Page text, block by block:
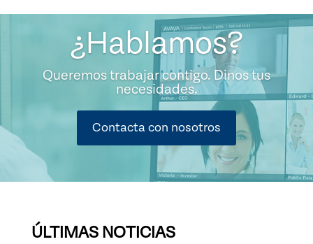
¿Hablamos?
Queremos trabajar contigo. Dinos tus
necesidades.
Contacta con nosotros
ÚLTIMAS NOTICIAS